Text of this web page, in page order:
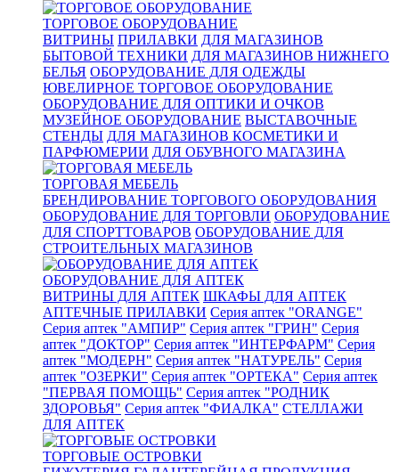
ТОРГОВОЕ ОБОРУДОВАНИЕ
ВИТРИНЫ ПРИЛАВКИ ДЛЯ МАГАЗИНОВ
БЫТОВОЙ ТЕХНИКИ ДЛЯ МАГАЗИНОВ НИЖНЕГО
БЕЛЬЯ ОБОРУДОВАНИЕ ДЛЯ ОДЕЖДЫ
ЮВЕЛИРНОЕ ТОРГОВОЕ ОБОРУДОВАНИЕ
ОБОРУДОВАНИЕ ДЛЯ ОПТИКИ И ОЧКОВ
МУЗЕЙНОЕ ОБОРУДОВАНИЕ ВЫСТАВОЧНЫЕ
СТЕНДЫ ДЛЯ МАГАЗИНОВ КОСМЕТИКИ И
ПАРФЮМЕРИИ ДЛЯ ОБУВНОГО МАГАЗИНА
ТОРГОВАЯ МЕБЕЛЬ
БРЕНДИРОВАНИЕ ТОРГОВОГО ОБОРУДОВАНИЯ
ОБОРУДОВАНИЕ ДЛЯ ТОРГОВЛИ ОБОРУДОВАНИЕ
ДЛЯ СПОРТТОВАРОВ ОБОРУДОВАНИЕ ДЛЯ
СТРОИТЕЛЬНЫХ МАГАЗИНОВ
ОБОРУДОВАНИЕ ДЛЯ АПТЕК
ВИТРИНЫ ДЛЯ АПТЕК ШКАФЫ ДЛЯ АПТЕК
АПТЕЧНЫЕ ПРИЛАВКИ Серия аптек "ORANGE"
Серия аптек "АМПИР" Серия аптек "ГРИН" Серия
аптек "ДОКТОР" Серия аптек "ИНТЕРФАРМ" Серия
аптек "МОДЕРН" Серия аптек "НАТУРЕЛЬ" Серия
аптек "ОЗЕРКИ" Серия аптек "ОРТЕКА" Серия аптек
"ПЕРВАЯ ПОМОЩЬ" Серия аптек "РОДНИК
ЗДОРОВЬЯ" Серия аптек "ФИАЛКА" СТЕЛЛАЖИ
ДЛЯ АПТЕК
ТОРГОВЫЕ ОСТРОВКИ